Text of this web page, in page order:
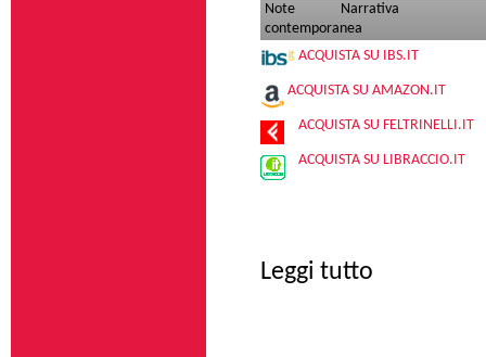
Note
Narrativa
contemporanea
ACQUISTA SU IBS.IT
ACQUISTA SU AMAZON.IT
ACQUISTA SU FELTRINELLI.IT
ACQUISTA SU LIBRACCIO.IT
Leggi tutto